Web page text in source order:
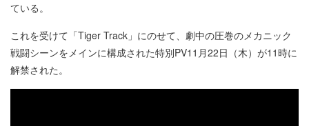
ている。
これを受けて「Tiger Track」にのせて、劇中の圧巻のメカニック
戦闘シーンをメインに構成された特別PV11月22日（木）が11時に
解禁された。